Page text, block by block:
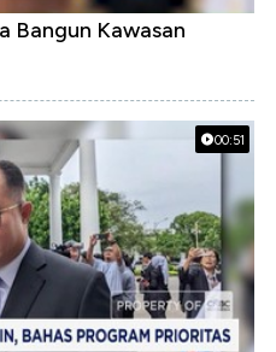
Bangun Kawasan
00:51